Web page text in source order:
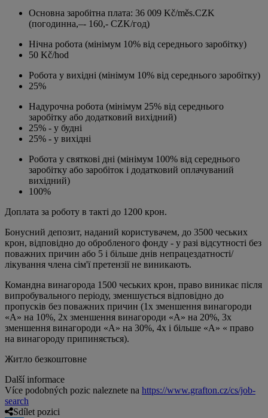
Основна заробітна плата: 36 009 Kč/měs.CZK
(погодинна,–- 160,- CZK/год)
Нічна робота (мінімум 10% від середнього заробітку)
50 Kč/hod
Робота у вихідні (мінімум 10% від середнього заробітку)
25%
Надурочна робота (мінімум 25% від середнього
заробітку або додатковий вихідний)
25% - у будні
25% - у вихідні
Робота у святкові дні (мінімум 100% від середнього
заробітку або заробіток і додатковий оплачуваний
вихідний)
100%
Доплата за роботу в такті до 1200 крон.
Бонусний депозит, наданий користувачем, до 3500 чеських
крон, відповідно до обробленого фонду - у разі відсутності без
поважних причин або 5 і більше днів непрацездатності/
лікування члена сім'ї претензії не виникають.
Командна винагорода 1500 чеських крон, право виникає після
випробувального періоду, зменшується відповідно до
пропусків без поважних причин (1x зменшення винагороди
«A» на 10%, 2x зменшення винагороди «A» на 20%, 3x
зменшення винагороди «A» на 30%, 4x і більше «А» « право
на винагороду припиняється).
Житло безкоштовне
Další informace
Více podobných pozic naleznete na https://www.grafton.cz/cs/job-
search
Sdílet pozici